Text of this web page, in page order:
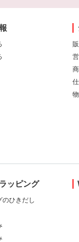
ッピング
のひきだし